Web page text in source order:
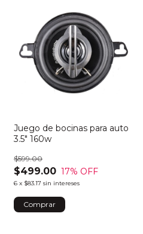
Juego de bocinas para auto
3.5" 160w
$499.00
$599.00
17% OFF
6 x $83.17 sin intereses